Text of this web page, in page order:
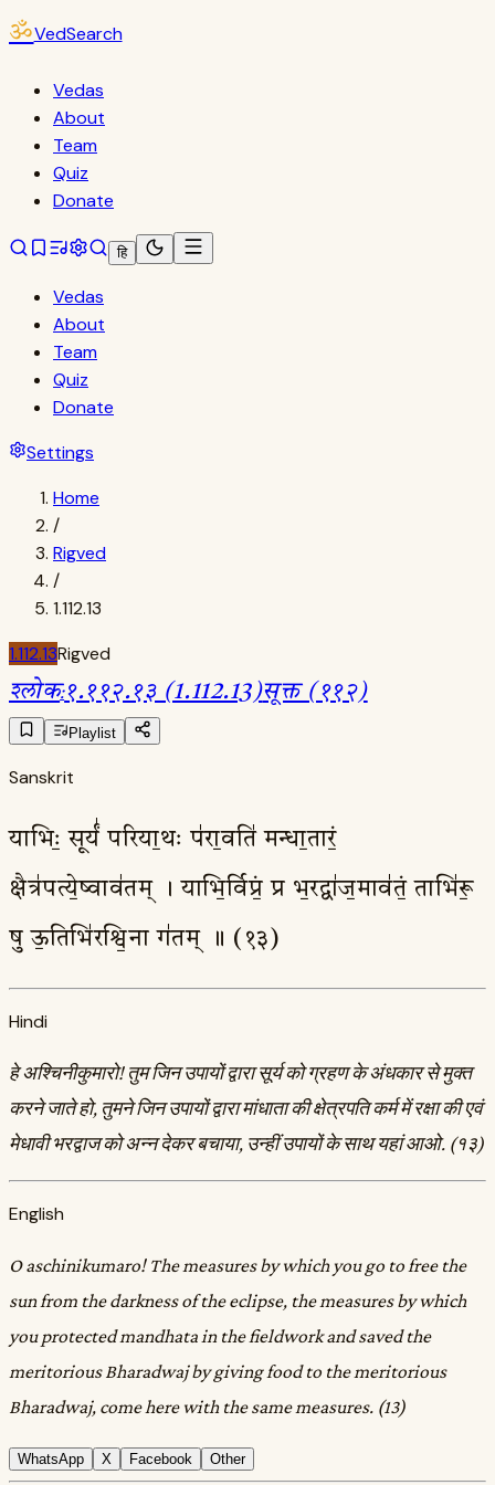
ॐVedSearch
Vedas
About
Team
Quiz
Donate
हि
Vedas
About
Team
Quiz
Donate
Settings
Home
/
Rigved
/
1.112.13
1.112.13Rigved
श्लोक:१.११२.१३ (1.112.13)सूक्त (११२)
Playlist
Sanskrit
याभिः॒ सूर्यं॑ परिया॒थः प॑रा॒वति॑ मन्धा॒तारं॒
क्षैत्र॑पत्ये॒ष्वाव॑तम् । याभि॒र्विप्रं॒ प्र भ॒रद्वा॑ज॒माव॑तं॒ ताभि॑रू॒
षु ऊ॒तिभि॑रश्वि॒ना ग॑तम् ॥ (१३)
Hindi
हे अश्चिनीकुमारो! तुम जिन उपायों द्वारा सूर्य को ग्रहण के अंधकार से मुक्त
करने जाते हो, तुमने जिन उपायों द्वारा मांधाता की क्षेत्रपति कर्म में रक्षा की एवं
मेधावी भरद्वाज को अन्न देकर बचाया, उन्हीं उपायों के साथ यहां आओ. (१३)
English
O aschinikumaro! The measures by which you go to free the
sun from the darkness of the eclipse, the measures by which
you protected mandhata in the fieldwork and saved the
meritorious Bharadwaj by giving food to the meritorious
Bharadwaj, come here with the same measures. (13)
WhatsApp X Facebook Other